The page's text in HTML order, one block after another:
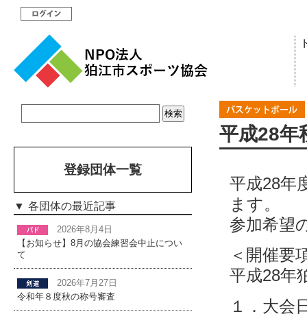
平成28年
平成28年
ます。
参加希望
＜開催要
平成28年
１．大会
登録団体一覧
各団体の最近記事
2026年8月4日
【お知らせ】8月の協会練習会中止につい
て
2026年7月27日
令和年８度秋の称号審査